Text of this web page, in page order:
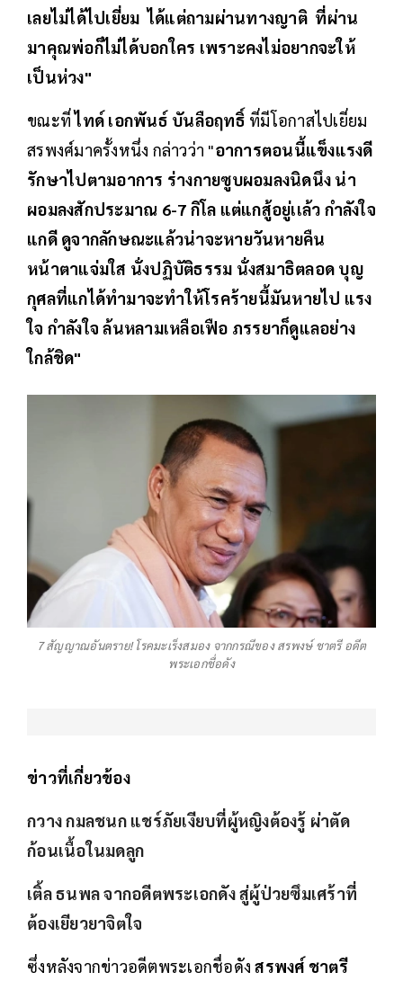
เลยไม่ได้ไปเยี่ยม ได้แต่ถามผ่านทางญาติ ที่ผ่าน
มาคุณพ่อก็ไม่ได้บอกใคร เพราะคงไม่อยากจะให้
เป็นห่วง"
ขณะที่ไทด์ เอกพันธ์ บันลือฤทธิ์ ที่มีโอกาสไปเยี่ยม
สรพงศ์มาครั้งหนึ่ง กล่าวว่า "อาการตอนนี้แข็งแรงดี
รักษาไปตามอาการ ร่างกายซูบผอมลงนิดนึง น่า
ผอมลงสักประมาณ 6-7 กิโล แต่แกสู้อยู่เเล้ว กำลังใจ
แกดี ดูจากลักษณะแล้วน่าจะหายวันหายคืน
หน้าตาแจ่มใส นั่งปฏิบัติธรรม นั่งสมาธิตลอด บุญ
กุศลที่แกได้ทำมาจะทำให้โรคร้ายนี้มันหายไป แรง
ใจ กำลังใจ ล้นหลามเหลือเฟือ ภรรยาก็ดูแลอย่าง
ใกล้ชิด"
7 สัญญาณอันตราย! โรคมะเร็งสมอง จากกรณีของ สรพงษ์ ชาตรี อดีต
พระเอกชื่อดัง
ข่าวที่เกี่ยวข้อง
กวาง กมลชนก แชร์ภัยเงียบที่ผู้หญิงต้องรู้ ผ่าตัด
ก้อนเนื้อในมดลูก
เติ้ล ธนพล จากอดีตพระเอกดัง สู่ผู้ป่วยซึมเศร้าที่
ต้องเยียวยาจิตใจ
ซึ่งหลังจากข่าวอดีตพระเอกชื่อดังสรพงศ์ ชาตรี